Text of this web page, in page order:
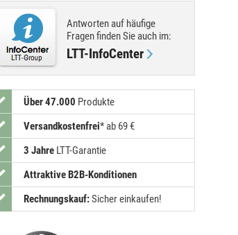
Antworten auf häufige
Fragen finden Sie auch im:
LTT-InfoCenter
Über 47.000 Produkte
Versandkostenfrei* ab 69 €
3 Jahre LTT-Garantie
Attraktive B2B-Konditionen
Rechnungskauf:Sicher einkaufen!